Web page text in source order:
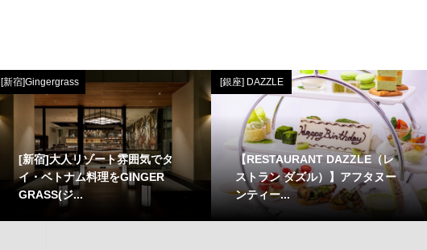
[新宿]Gingergrass
[新宿]大人リゾート雰囲気でタ
イ・ベトナム料理をGINGER
GRASS(ジ...
[銀座] DAZZLE
【RESTAURANT DAZZLE（レ
ストラン ダズル）】アフタヌー
ンティー...